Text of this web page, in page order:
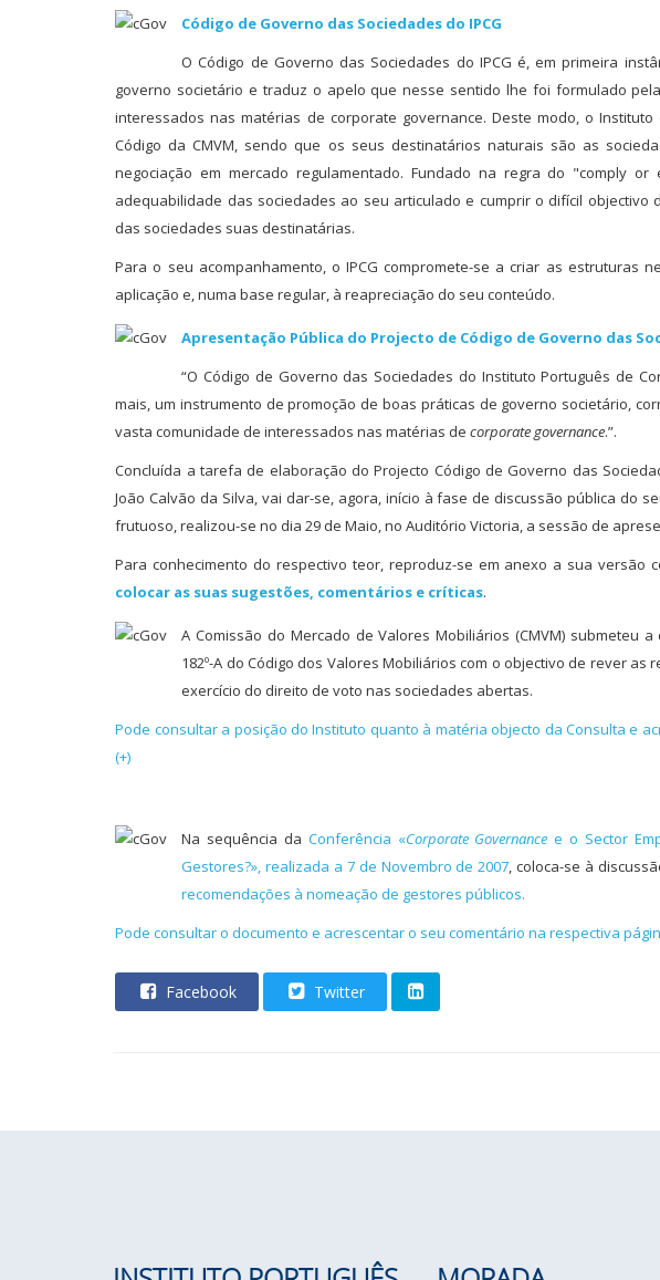
Código de Governo das Sociedades do IPCG
O Código de Governo das Sociedades do IPCG é, em primeira
governo societário e traduz o apelo que nesse sentido lhe foi formulado
interessados nas matérias de corporate governance. Deste modo, o
Código da CMVM, sendo que os seus destinatários naturais são as
negociação em mercado regulamentado. Fundado na regra do "comply
adequabilidade das sociedades ao seu articulado e cumprir o difícil
das sociedades suas destinatárias.
Para o seu acompanhamento, o IPCG compromete-se a criar as estruturas
aplicação e, numa base regular, à reapreciação do seu conteúdo.
Apresentação Pública do Projecto de Código de Governo das
“O Código de Governo das Sociedades do Instituto Português de
mais, um instrumento de promoção de boas práticas de governo societário,
vasta comunidade de interessados nas matérias decorporate governance.”.
Concluída a tarefa de elaboração do Projecto Código de Governo das
João Calvão da Silva, vai dar-se, agora, início à fase de discussão pública do
frutuoso, realizou-se no dia 29 de Maio, no Auditório Victoria, a sessão de
Para conhecimento do respectivo teor, reproduz-se em anexo a sua versão
colocar as suas sugestões, comentários e críticas.
A Comissão do Mercado de Valores Mobiliários (CMVM) submeteu
182º-A do Código dos Valores Mobiliários com o objectivo de rever
exercício do direito de voto nas sociedades abertas.
Pode consultar a posição do Instituto quanto à matéria objecto da Consulta e
(+)
Na sequência da Conferência «Corporate Governance e o Sector
Gestores?», realizada a 7 de Novembro de 2007, coloca-se à
recomendações à nomeação de gestores públicos.
Pode consultar o documento e acrescentar o seu comentário na respectiva
Facebook Twitter